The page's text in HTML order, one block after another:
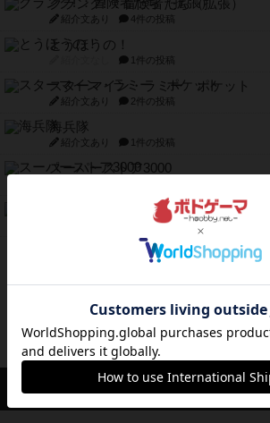
クランク! ：冒険者たち（拡張）
紹介文あり 4件の投稿
とうほうの！
1件の投稿
スターマイン・ラミー ポケット
紹介文あり 2件の投稿
海兵隊
紹介文あり 1件の投稿
スーパーストア3000
フリップ７：復讐心とともに
2件の投稿
※Apple、Apple のロゴ は、米国および他の国々で登録された
※Google Play とそのロゴは、Google Inc.の商標または登録商
ボドゲーマTOP